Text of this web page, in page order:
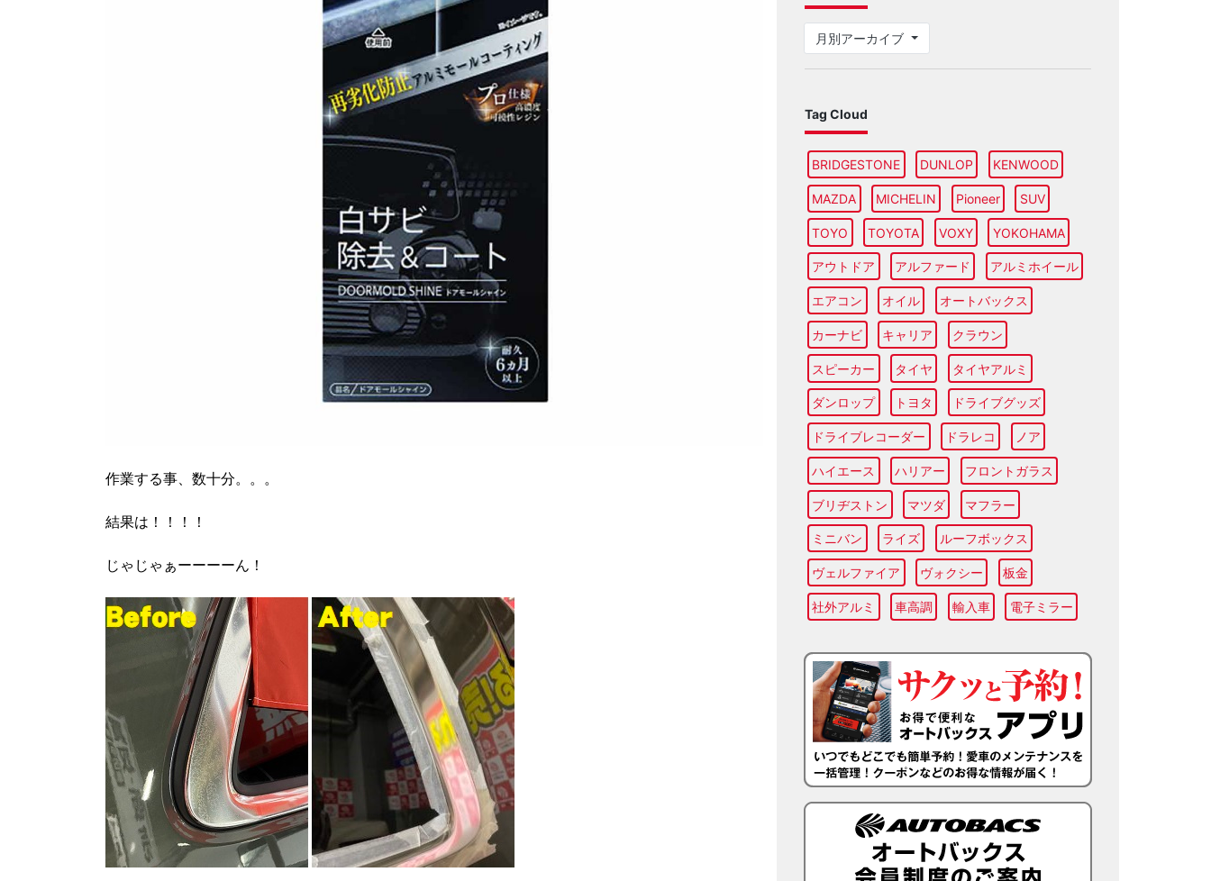
作業する事、数十分。。。
結果は！！！！
じゃじゃぁーーーーん！
月別アーカイブ
Tag Cloud
BRIDGESTONE DUNLOP KENWOOD
MAZDA MICHELIN Pioneer SUV
TOYO TOYOTA VOXY YOKOHAMA
アウトドア アルファード アルミホイール
エアコン オイル オートバックス
カーナビ キャリア クラウン
スピーカー タイヤ タイヤアルミ
ダンロップ トヨタ ドライブグッズ
ドライブレコーダー ドラレコ ノア
ハイエース ハリアー フロントガラス
ブリヂストン マツダ マフラー
ミニバン ライズ ルーフボックス
ヴェルファイア ヴォクシー 板金
社外アルミ 車高調 輸入車 電子ミラー